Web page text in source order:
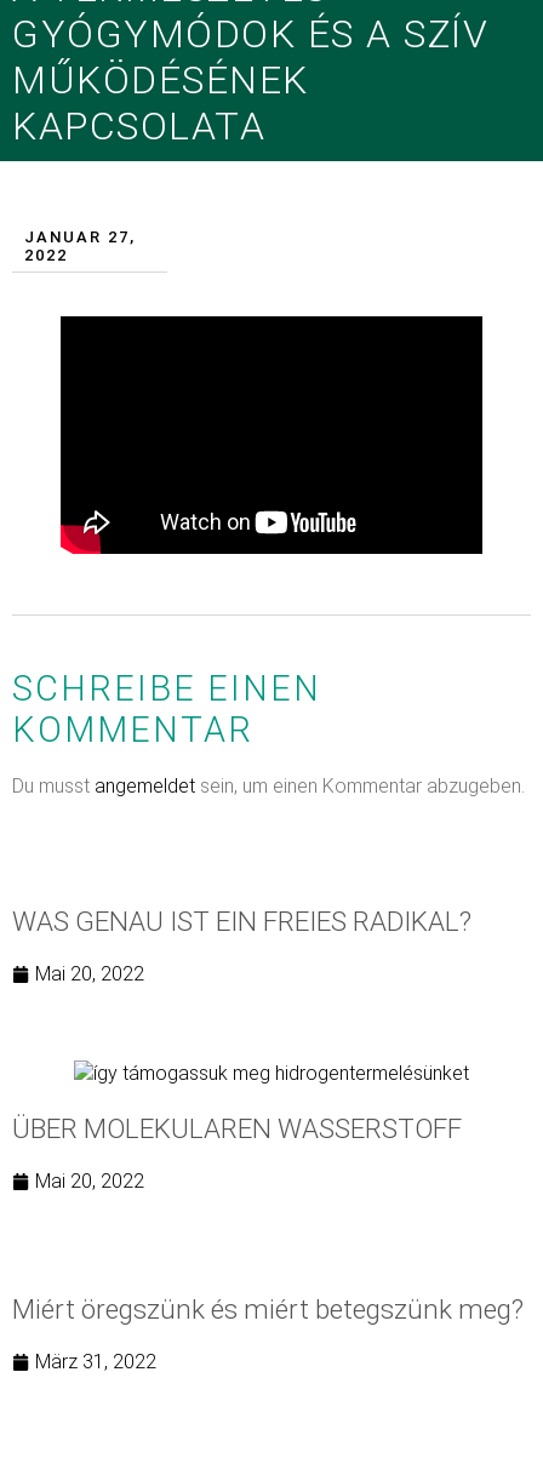
GYÓGYMÓDOK ÉS A SZÍV
MŰKÖDÉSÉNEK
KAPCSOLATA
JANUAR 27,
2022
SCHREIBE EINEN
KOMMENTAR
Du musst angemeldet sein, um einen Kommentar abzugeben.
WAS GENAU IST EIN FREIES RADIKAL?
Mai 20, 2022
ÜBER MOLEKULAREN WASSERSTOFF
Mai 20, 2022
Miért öregszünk és miért betegszünk meg?
März 31, 2022